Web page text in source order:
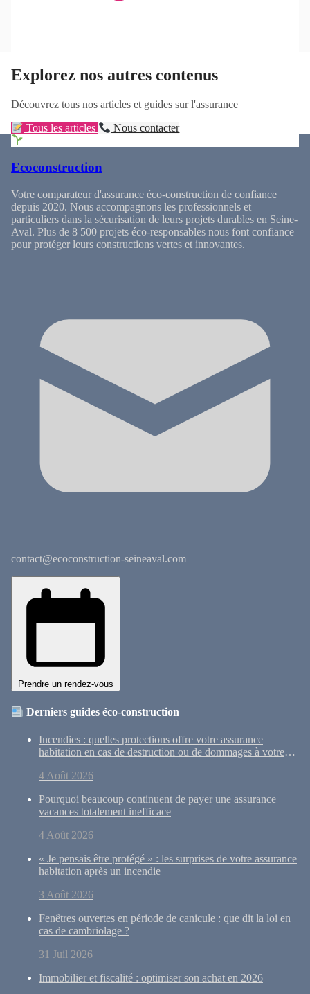
Explorez nos autres contenus
Découvrez tous nos articles et guides sur l'assurance
Tous les articles Nous contacter
Ecoconstruction
Votre comparateur d'assurance éco-construction de confiance
depuis 2020. Nous accompagnons les professionnels et
particuliers dans la sécurisation de leurs projets durables en Seine-
Aval. Plus de 8 500 projets éco-responsables nous font confiance
pour protéger leurs constructions vertes et innovantes.
contact@ecoconstruction-seineaval.com
Prendre un rendez-vous
Derniers guides éco-construction
Incendies : quelles protections offre votre assurance
habitation en cas de destruction ou de dommages à votre
4 Août 2026
Pourquoi beaucoup continuent de payer une assurance
vacances totalement inefficace
4 Août 2026
« Je pensais être protégé » : les surprises de votre assurance
habitation après un incendie
3 Août 2026
Fenêtres ouvertes en période de canicule : que dit la loi en
cas de cambriolage ?
31 Juil 2026
Immobilier et fiscalité : optimiser son achat en 2026